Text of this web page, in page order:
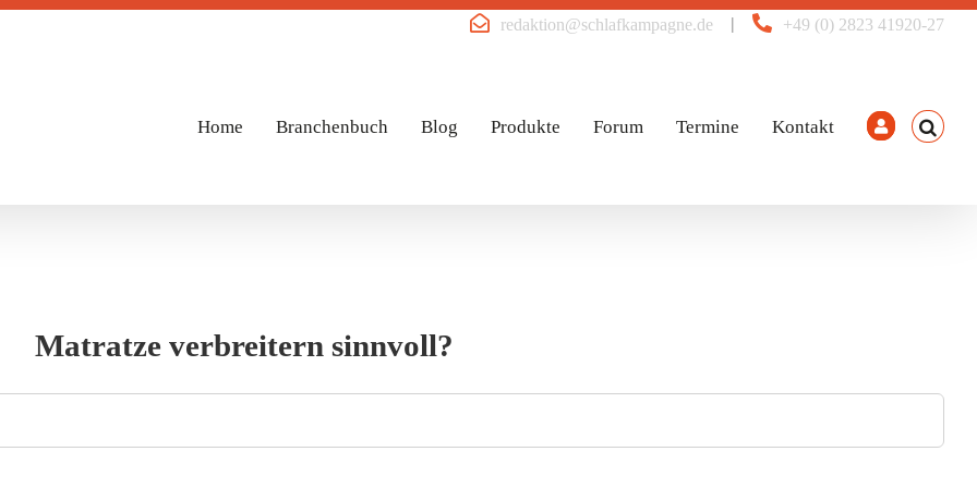
+49 (0) 2823 41920-27
|
redaktion@schlafkampagne.de
Home Branchenbuch Blog Produkte Forum Termine Kontakt
Matratze verbreitern sinnvoll?